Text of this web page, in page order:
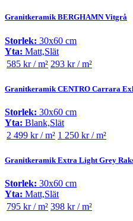
Granitkeramik BERGHAMN Vitgrå
Storlek: 30x60 cm
Yta: Matt,Slät
585 kr / m² 293 kr / m²
Granitkeramik CENTRO Carrara
Storlek: 30x60 cm
Yta: Blank,Slät
2 499 kr / m² 1 250 kr / m²
Granitkeramik Extra Light Grey
Storlek: 30x60 cm
Yta: Matt,Slät
795 kr / m² 398 kr / m²